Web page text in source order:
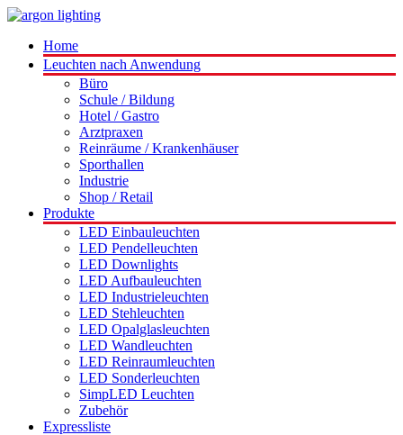
Home
Leuchten nach Anwendung
Büro
Schule / Bildung
Hotel / Gastro
Arztpraxen
Reinräume / Krankenhäuser
Sporthallen
Industrie
Shop / Retail
Produkte
LED Einbauleuchten
LED Pendelleuchten
LED Downlights
LED Aufbauleuchten
LED Industrieleuchten
LED Stehleuchten
LED Opalglasleuchten
LED Wandleuchten
LED Reinraumleuchten
LED Sonderleuchten
SimpLED Leuchten
Zubehör
Expressliste